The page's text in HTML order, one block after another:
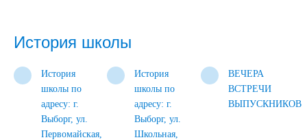
История школы
История
школы по
адресу: г.
Выборг, ул.
Первомайская,
История
школы по
адресу: г.
Выборг, ул.
Школьная,
ВЕЧЕРА
ВСТРЕЧИ
ВЫПУСКНИКОВ